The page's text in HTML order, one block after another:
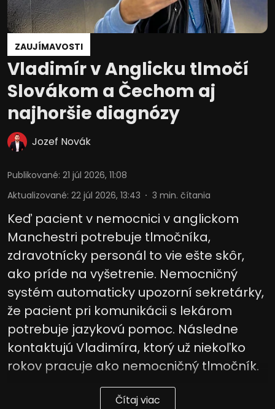
ZAUJÍMAVOSTI
Vladimír v Anglicku tlmočí
Slovákom a Čechom aj
najhoršie diagnózy
Jozef Novák
Publikované: 21 júl 2026, 11:08
Aktualizované: 22 júl 2026, 13:43 3 min. čítania
Keď pacient v nemocnici v anglickom
Manchestri potrebuje tlmočníka,
zdravotnícky personál to vie ešte skôr,
ako príde na vyšetrenie. Nemocničný
systém automaticky upozorní sekretárky,
že pacient pri komunikácii s lekárom
potrebuje jazykovú pomoc. Následne
kontaktujú Vladimíra, ktorý už niekoľko
rokov pracuje ako nemocničný tlmočník.
Čítaj viac